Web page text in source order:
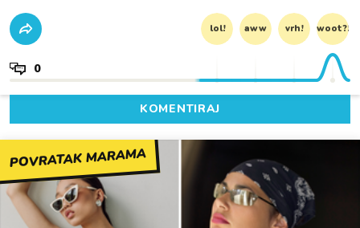
lol! aww vrh! woot?!
0
KOMENTIRAJ
POVRATAK MARAMA